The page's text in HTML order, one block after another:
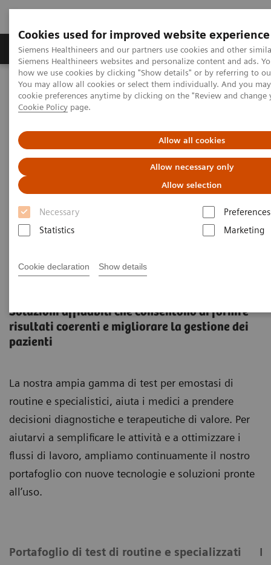
Cookies used for improved website experience
Siemens Healthineers and our partners use cookies and other
Siemens Healthineers websites and personalize content and ads.
how we use cookies by clicking "Show details" or by referring to
You may allow all cookies or select them individually. And you
cookie preferences anytime by clicking on the "Review and
Cookie Policy page.
Allow all cookies
Allow necessary only
Allow selection
Necessary
Preferences
Statistics
Marketing
Cookie declaration Show details
Soluzioni e servizi Insights La nostra
Home
Diagnostica di laboratorio
Emostasi: portafoglio Reagenti
Test per emostasi
Soluzioni affidabili che consentono di fornire
risultati coerenti e migliorare la gestione dei
pazienti
La nostra ampia gamma di test per emostasi di
routine e specialistici, aiuta i medici a prendere
decisioni diagnostiche e terapeutiche di valore. Per
aiutarvi a semplificare le attività e a ottimizzare i
flussi di lavoro, ampliamo continuamente il nostro
portafoglio con nuove tecnologie e soluzioni pronte
all’uso.
Portafoglio di test di routine e specializzati